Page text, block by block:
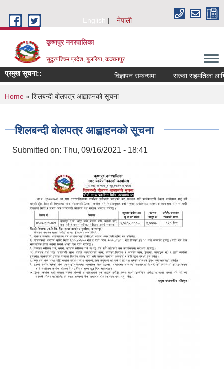
English
नेपाली
कृष्णपुर नगरपालिका
सुदूरपश्चिम प्रदेश, गुलरिया, कञ्चनपुर
प्रमुख सूचना:: विज्ञापन सम्बन्धमा सरुवा सहमतिका
You are here
Home » शिलबन्दी बोलपत्र आह्वाहनको सूचना
शिलबन्दी बोलपत्र आह्वाहनको सूचना
Submitted on: Thu, 09/16/2021 - 18:41